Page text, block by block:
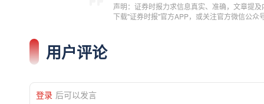
声明：证券时报力求信息真实、准确，文章提
下载"证券时报"官方APP，或关注官方微信公
用户评论
登录 后可以发言